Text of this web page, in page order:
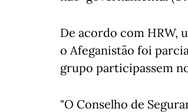
De acordo com HRW,
o Afeganistão foi
grupo participassem
"O Conselho de